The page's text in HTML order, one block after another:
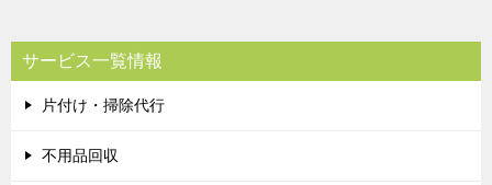
サービス一覧情報
片付け・掃除代行
不用品回収